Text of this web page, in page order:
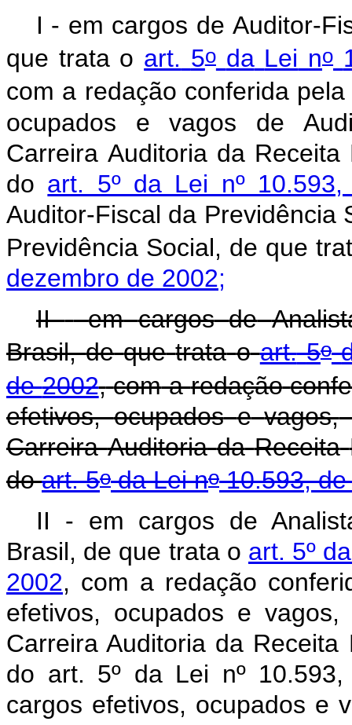
I - em cargos de Auditor-
que trata o art. 5o da Lei no
com a redação conferida pela
ocupados
e vagos de
Carreira Auditoria da Receita
do art. 5º da Lei nº
Auditor-Fiscal da Previdência
Previdência Social, de que
dezembro de 2002;
II - em cargos de
Brasil, de que trata o art. 5o
de 2002, com a redação
efetivos, ocupados e vagos,
Carreira Auditoria da Receita
do art. 5o da Lei no 10.593, de
II - em cargos de
Brasil, de que trata o art. 5º
2002, com a redação
efetivos, ocupados e
Carreira Auditoria da
do art. 5º da Lei nº
cargos efetivos, ocupados e